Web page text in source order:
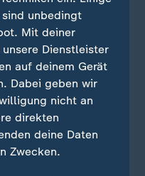
achten sollten und
IGeL-Leistungen
Grass für Sie
Wenn Patienten
sind unbedingt
Mit deiner
Dienstleister
auf deinem Gerät
Dabei geben wir
nicht an
direkten
deine Daten
Zwecken.